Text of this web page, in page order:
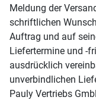
Meldung der
schriftlichen
Auftrag und auf
Liefertermine und -
ausdrücklich
unverbindlichen
Pauly Vertriebs